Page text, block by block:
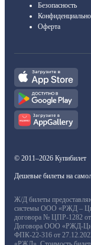
Безопасность
Оферта
© 2011–2026 Купибилет
Дешевые билеты на
Ж/Д билеты
системы ООО «РЖД –
договора № ЦПР-1282 от
Договора ООО «РЖД-
ФПК-22-316 от